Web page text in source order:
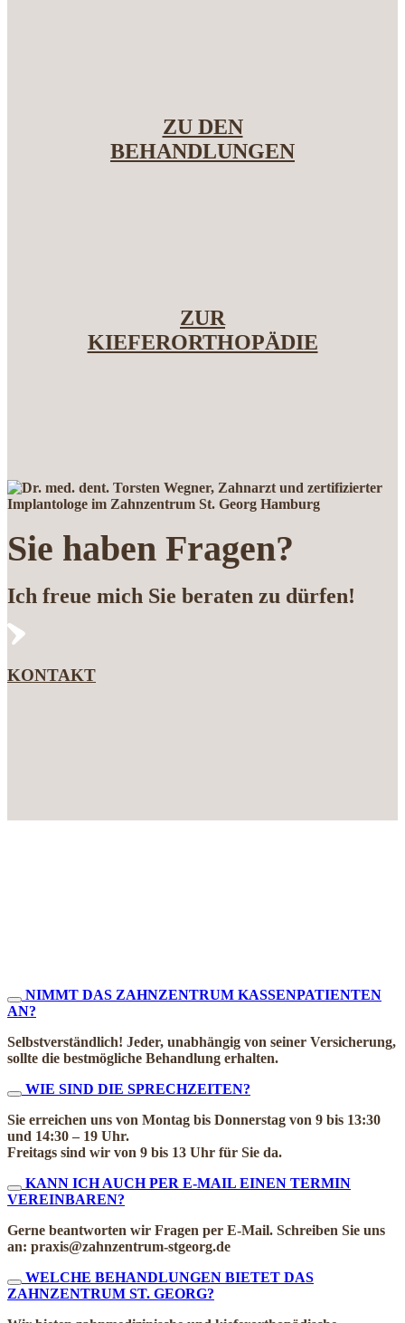
ZU DEN
BEHANDLUNGEN
ZUR
KIEFERORTHOPÄDIE
Sie haben Fragen?
Ich freue mich Sie beraten zu dürfen!
KONTAKT
NIMMT DAS ZAHNZENTRUM KASSENPATIENTEN
AN?
Selbstverständlich! Jeder, unabhängig von seiner Versicherung,
sollte die bestmögliche Behandlung erhalten.
WIE SIND DIE SPRECHZEITEN?
Sie erreichen uns von Montag bis Donnerstag von 9 bis 13:30
und 14:30 – 19 Uhr.
Freitags sind wir von 9 bis 13 Uhr für Sie da.
KANN ICH AUCH PER E-MAIL EINEN TERMIN
VEREINBAREN?
Gerne beantworten wir Fragen per E-Mail. Schreiben Sie uns
an: praxis@zahnzentrum-stgeorg.de
WELCHE BEHANDLUNGEN BIETET DAS
ZAHNZENTRUM ST. GEORG?